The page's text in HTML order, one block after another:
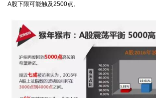
A股下限可能触及2500点。